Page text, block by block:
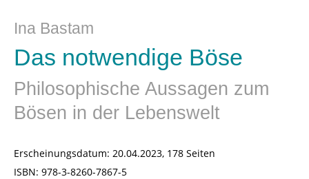
Ina Bastam
Das notwendige Böse
Philosophische Aussagen zum
Bösen in der Lebenswelt
Erscheinungsdatum: 20.04.2023, 178 Seiten
ISBN: 978-3-8260-7867-5